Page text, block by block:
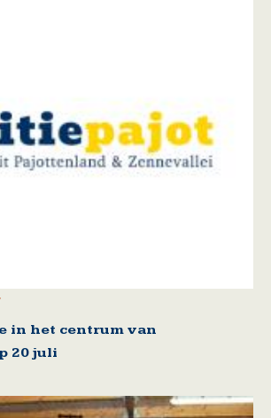
in het centrum van
20 juli